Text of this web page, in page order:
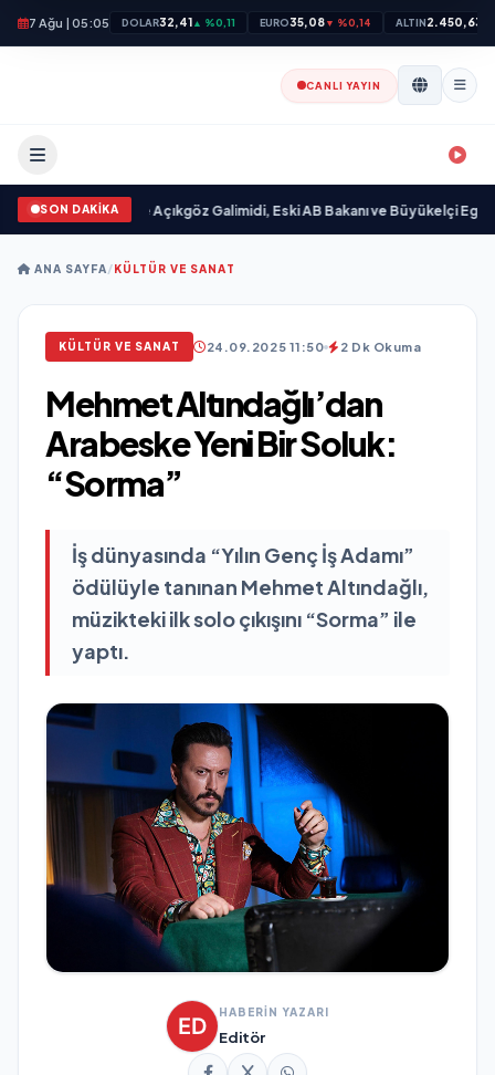
7 Ağu | 05:05 DOLAR32,41▲ %0,11 EURO35,08▼ %0,14 ALTIN2.450,63
CANLI YAYIN
SON DAKİKA
•Ali Emre Açıkgöz Galimidi, Eski AB Bakanı ve Büyükelçi Egemen
ANA SAYFA/KÜLTÜR VE SANAT
KÜLTÜR VE SANAT 24.09.2025 11:50 2 Dk Okuma
Mehmet Altındağlı’dan
Arabeske Yeni Bir Soluk:
“Sorma”
İş dünyasında “Yılın Genç İş Adamı”
ödülüyle tanınan Mehmet Altındağlı,
müzikteki ilk solo çıkışını “Sorma” ile
yaptı.
HABERİN YAZARI
Editör